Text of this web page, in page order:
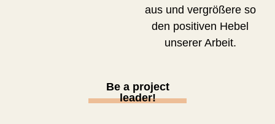
aus und vergrößere so
den positiven Hebel
unserer Arbeit.
Be a project
leader!